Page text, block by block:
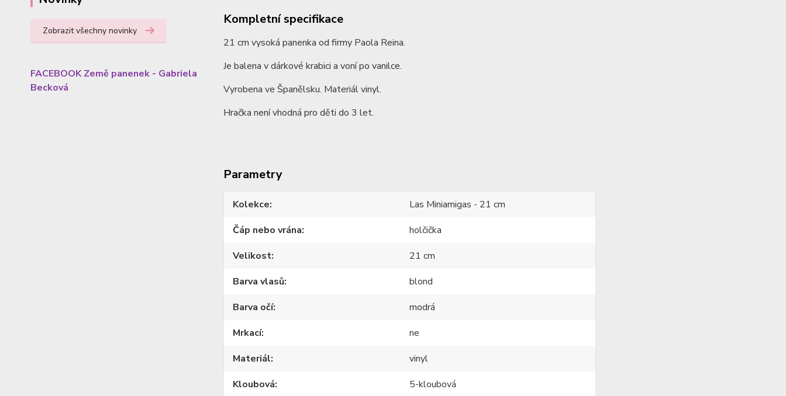
Zobrazit všechny novinky
FACEBOOK Země panenek - Gabriela
Becková
Kompletní specifikace
21 cm vysoká panenka od firmy Paola Reina.
Je balena v dárkové krabici a voní po vanilce.
Vyrobena ve Španělsku. Materiál vinyl.
Hračka není vhodná pro děti do 3 let.
Parametry
Kolekce
Las Miniamigas - 21 cm
Čáp nebo vrána
holčička
Velikost
21 cm
Barva vlasů
blond
Barva očí
modrá
Mrkací
ne
Materiál
vinyl
Kloubová
5-kloubová